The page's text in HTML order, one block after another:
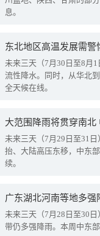
息。
东北地区高温发展需
未来三天（7月30日至8月
流性降水。同时，从华北
全天候在线。
大范围降雨将贯穿南
未来三天（7月29日至31
抬、大陆高压东移，中东
续。
广东湖北河南等地多
未来三天（7月28日至30
带仍多强降雨。本周中东